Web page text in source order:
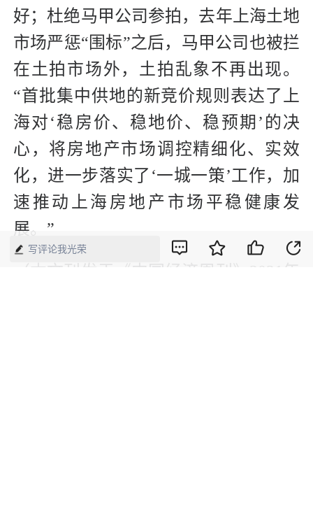
好；杜绝马甲公司参拍，去年上海土地
市场严惩“围标”之后，马甲公司也被拦
在土拍市场外，土拍乱象不再出现。
“首批集中供地的新竞价规则表达了上
海对‘稳房价、稳地价、稳预期’的决
心，将房地产市场调控精细化、实效
化，进一步落实了‘一城一策’工作，加
速推动上海房地产市场平稳健康发
展。”
（本文刊发于《中国经济周刊》2021年
写评论我光荣